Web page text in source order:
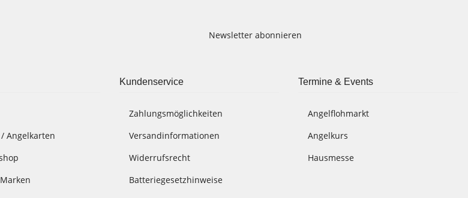
Newsletter abonnieren
Angelkarten
Kundenservice
Zahlungsmöglichkeiten
Versandinformationen
Widerrufsrecht
Batteriegesetzhinweise
Termine & Events
Angelflohmarkt
Angelkurs
Hausmesse